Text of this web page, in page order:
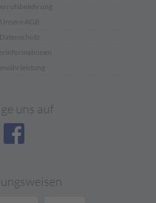
Unsere AGB
Datenschutz
uns auf